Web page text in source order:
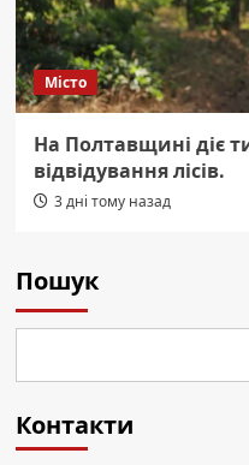
Місто
На Полтавщині діє
відвідування лісів.
3 дні тому назад
Пошук
Контакти